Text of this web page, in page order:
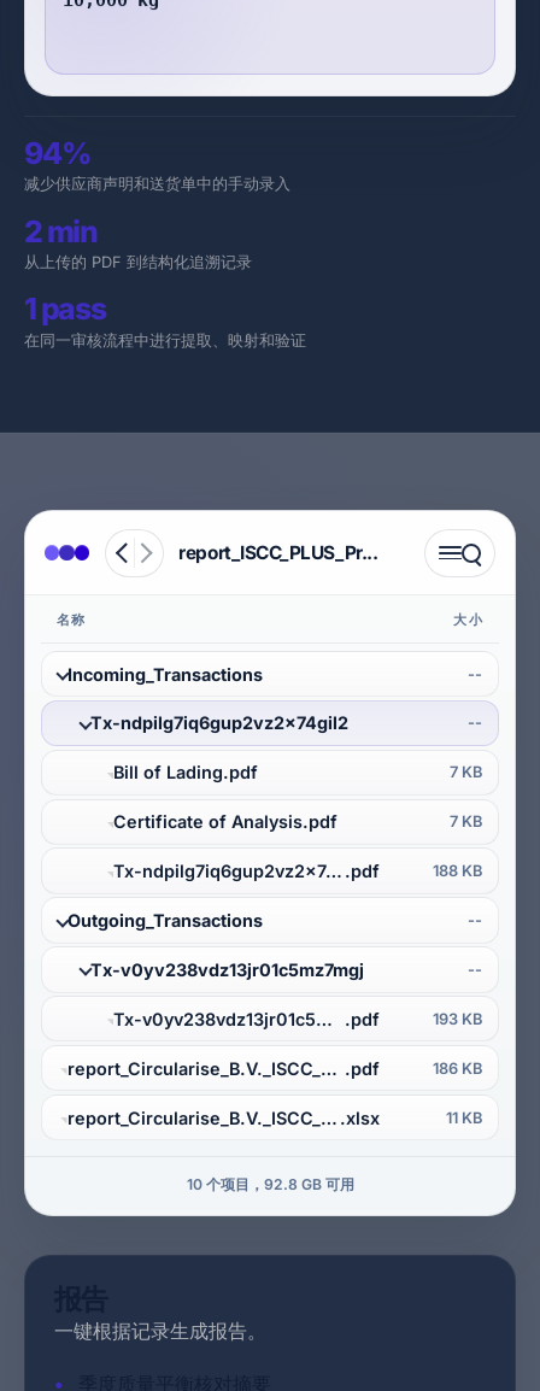
94%
减少供应商声明和送货单中的手动录入
2 min
从上传的 PDF 到结构化追溯记录
1 pass
在同一审核流程中进行提取、映射和验证
report_ISCC_PLUS_Pr...
名称 大小
Incoming_Transactions --
Tx-ndpilg7iq6gup2vz2x74gil2 --
Bill of Lading.pdf 7 KB
Certificate of Analysis.pdf 7 KB
Tx-ndpilg7iq6gup2vz2x74gil2 .pdf 188 KB
Outgoing_Transactions --
Tx-v0yv238vdz13jr01c5mz7mgj --
Tx-v0yv238vdz13jr01c5mz7mgj .pdf 193 KB
report_Circularise_B.V._ISCC_PLUS_PE_2026-03-25 .pdf 186 KB
report_Circularise_B.V._ISCC_PLUS_PE_2026-03-25 .xlsx 11 KB
10 个项目，92.8 GB 可用
一键根据记录生成报告。
•